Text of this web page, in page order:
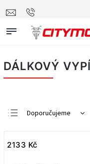
DÁLKOVÝ
Doporučujeme
Nejdražší
2133 Kč